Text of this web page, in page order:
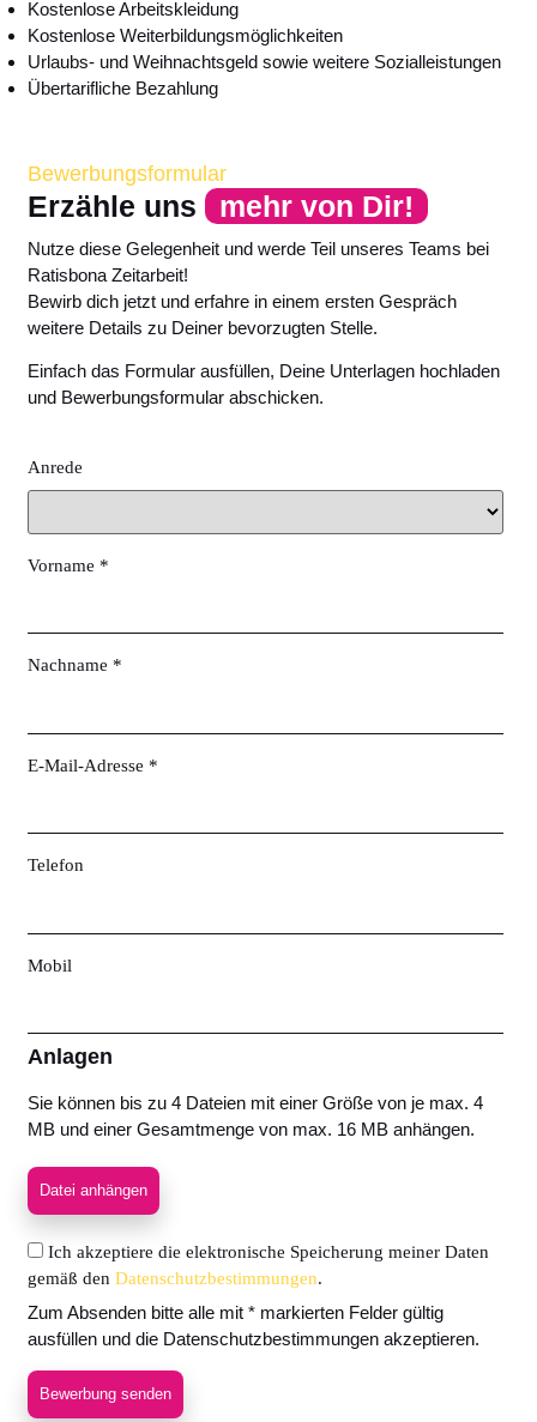
Kostenlose Arbeitskleidung
Kostenlose Weiterbildungsmöglichkeiten
Urlaubs- und Weihnachtsgeld sowie weitere Sozialleistungen
Übertarifliche Bezahlung
Bewerbungsformular
Erzähle uns mehr von Dir!
Nutze diese Gelegenheit und werde Teil unseres Teams bei
Ratisbona Zeitarbeit!
Bewirb dich jetzt und erfahre in einem ersten Gespräch
weitere Details zu Deiner bevorzugten Stelle.
Einfach das Formular ausfüllen, Deine Unterlagen hochladen
und Bewerbungsformular abschicken.
Anrede
Vorname *
Nachname *
E-Mail-Adresse *
Telefon
Mobil
Anlagen
Sie können bis zu 4 Dateien mit einer Größe von je max. 4
MB und einer Gesamtmenge von max. 16 MB anhängen.
Datei anhängen
Ich akzeptiere die elektronische Speicherung meiner Daten
gemäß den Datenschutzbestimmungen.
Zum Absenden bitte alle mit * markierten Felder gültig
ausfüllen und die Datenschutzbestimmungen akzeptieren.
Bewerbung senden